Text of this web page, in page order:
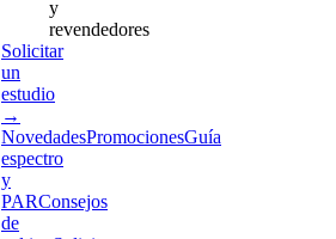
y
revendedores
Solicitar
un
estudio
→
NovedadesPromocionesGuía
espectro
y
PARConsejos
de